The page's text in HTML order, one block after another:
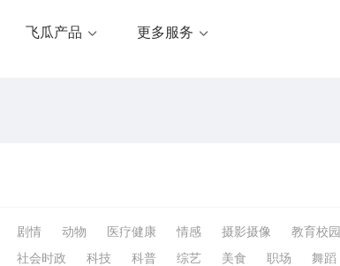
飞瓜产品 更多服务
剧情 动物 医疗健康 情感 摄影摄像 教育校园
社会时政 科技 科普 综艺 美食 职场 舞蹈